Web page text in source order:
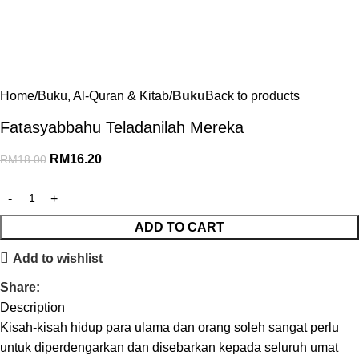
Home Buku, Al-Quran & Kitab BukuBack to products
Fatasyabbahu Teladanilah Mereka
RM18.00 RM16.20
ADD TO CART
Add to wishlist
Share:
Description
Kisah-kisah hidup para ulama dan orang soleh sangat perlu
untuk diperdengarkan dan disebarkan kepada seluruh umat